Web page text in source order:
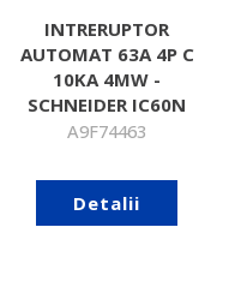
INTRERUPTOR
AUTOMAT 63A 4P C
10KA 4MW -
SCHNEIDER IC60N
A9F74463
Detalii